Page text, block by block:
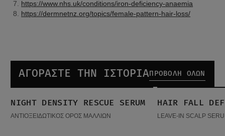
https://www.nhs.uk/conditions/iron-deficiency-anaemia
https://dermnetnz.org/topics/female-pattern-hair-loss/
ΑΓΟΡΑΣΤΕ ΤΗΝ ΙΣΤΟΡΙΑΠΡΟΒΟΛΉ ΌΛΩΝ
Night density Rescue Serum
ΔΗΜΟΦΙΛΉ ΠΡΟΪΌΝΤΑ
NIGHT DENSITY RESCUE SERUM
ΑΝΤΙΟΞΕΙΔΩΤΙΚΟΣ ΟΡΟΣ ΜΑΛΛΙΩΝ
Hair Fall Defense Serum
ΔΗΜΟΦΙΛΉ
HAIR FALL
LEAVE-IN SCALP